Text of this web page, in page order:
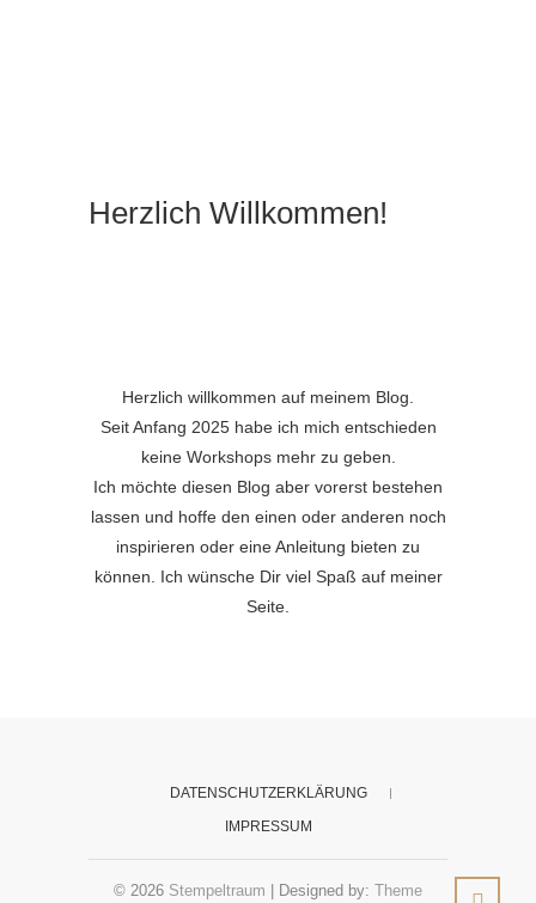
Herzlich Willkommen!
Herzlich willkommen auf meinem Blog.
Seit Anfang 2025 habe ich mich entschieden
keine Workshops mehr zu geben.
Ich möchte diesen Blog aber vorerst bestehen
lassen und hoffe den einen oder anderen noch
inspirieren oder eine Anleitung bieten zu
können. Ich wünsche Dir viel Spaß auf meiner
Seite.
DATENSCHUTZERKLÄRUNG
IMPRESSUM
© 2026 Stempeltraum | Designed by: Theme